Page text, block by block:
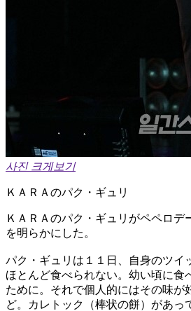
사진 크게보기
ＫＡＲＡのパク・ギュリ
ＫＡＲＡのパク・ギュリがペペロデ
を明らかにした。
パク・ギュリは１１日、自身のツイ
ほとんど食べられない。幼い頃に食
ために。それで個人的にはその味が
ど。カレトック（棒状の餅）があっ